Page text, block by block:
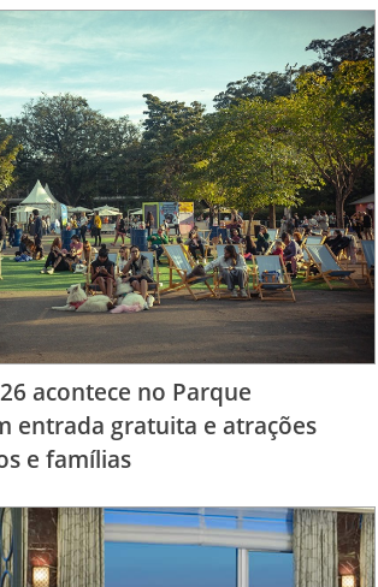
acontece no Parque
entrada gratuita e atrações
e famílias